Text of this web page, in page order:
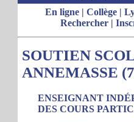
En ligne| Collège|
Rechercher|
SOUTIEN
ANNEMASSE
ENSEIGNANT
DES COURS